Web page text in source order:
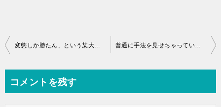
投
ビ
コメントを残す